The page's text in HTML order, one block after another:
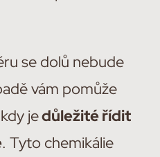
se dolů nebude
vám pomůže
jedůležité řídit
. Tyto chemikálie